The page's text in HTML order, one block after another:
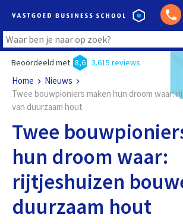
Beoordeeld met 8,6 3.615 reviews
Home
Nieuws
Twee bouwpioniers maken hun droom waar:
van duurzaam hout
Twee
hun droom waar:
rijtjeshuizen
duurzaam hout